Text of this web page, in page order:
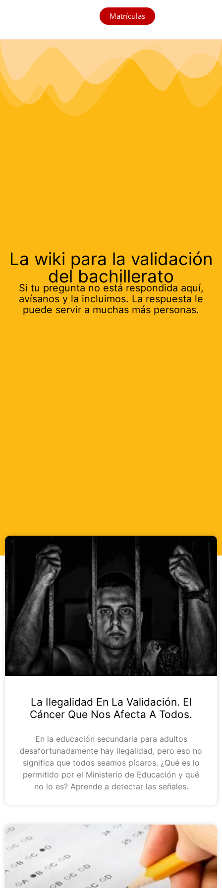
Matrículas
La wiki para la validación
del bachillerato
Si tu pregunta no está respondida aquí,
avísanos y la incluimos. La respuesta le
puede servir a muchas más personas.
La Ilegalidad En La Validación. El
Cáncer Que Nos Afecta A Todos.
En la educación secundaria para adultos
desafortunadamente hay ilegalidad, pero eso no
significa que todos seamos pícaros. ¿Qué es lo
permitido por el Ministerio de Educación y qué
no lo es? Aprende a detectar las señales.